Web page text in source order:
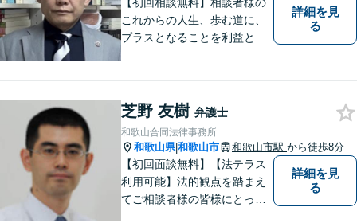
これからの人生、歩む道に、
プラスとなることを利益と考
ご相談いただくこともありま
す。
詳細を見
る
芝野 友樹 弁護士
和歌山合同法律事務所
和歌山県|和歌山市 和歌山市駅 から徒歩8分
【初回面談無料】【法テラス
利用可能】法的観点を踏まえ
てご相談者様の皆様にとって
詳細を見
る